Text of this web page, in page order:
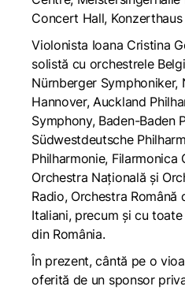
Concert Hall,
Violonista Ioana Cristina
solistă cu orchestrele
Nürnberger Symphoniker,
Hannover, Auckland
Symphony, Baden-Baden
Südwestdeutsche
Philharmonie, Filarmonica
Orchestra Națională și
Radio, Orchestra Română
Italiani, precum și cu
din România.
În prezent, cântă pe o
oferită de un sponsor